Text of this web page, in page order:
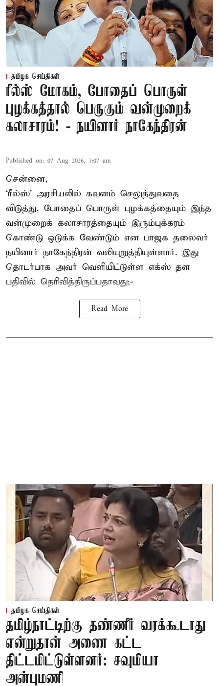
தமிழக செய்திகள்
ரீல்ஸ் மோகம், போதைப் பொருள்
புழக்கத்தால் பெருகும் வன்முறைக்
கலாசாரம்! - நயினார் நாகேந்திரன்
Published on: 07 Aug 2026, 7:07 am
சென்னை,
‘ரீல்ஸ்’ அரசியலில் கவனம் செலுத்துவதை
விடுத்து, போதைப் பொருள் புழக்கத்தையும் இந்த
வன்முறைக் கலாசாரத்தையும் இரும்புக்கரம்
கொண்டு ஒடுக்க வேண்டும் என பாஜக தலைவர்
நயினார் நாகேந்திரன் வலியுறுத்தியுள்ளார். இது
தொடர்பாக அவர் வெளியிட்டுள்ள எக்ஸ் தள
பதிவில் தெரிவித்திருப்பதாவது;-
Read More
தமிழக செய்திகள்
தமிழ்நாட்டிற்கு தண்ணீர் வரக்கூடாது
என்றுதான் அணை கட்ட
திட்டமிட்டுள்ளனர்: சவுமியா
அன்புமணி